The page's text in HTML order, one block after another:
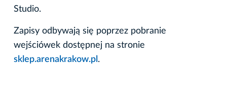
Studio.
Zapisy odbywają się poprzez pobranie
wejściówek dostępnej na stronie
sklep.arenakrakow.pl .